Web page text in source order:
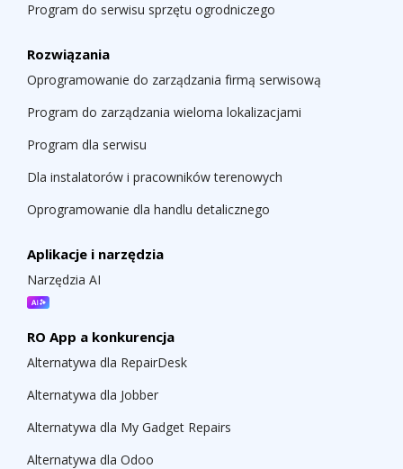
Program do serwisu sprzętu ogrodniczego
Rozwiązania
Oprogramowanie do zarządzania firmą serwisową
Program do zarządzania wieloma lokalizacjami
Program dla serwisu
Dla instalatorów i pracowników terenowych
Oprogramowanie dla handlu detalicznego
Aplikacje i narzędzia
Narzędzia AI
RO App a konkurencja
Alternatywa dla RepairDesk
Alternatywa dla Jobber
Alternatywa dla My Gadget Repairs
Alternatywa dla Odoo